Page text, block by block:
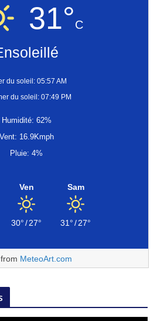
31°C
du soleil: 05:57 AM
du soleil: 07:49 PM
Humidité: 62%
Vent: 16.9Kmph
Pluie: 4%
Ven
30°/27°
Sam
31°/27°
MeteoArt.com